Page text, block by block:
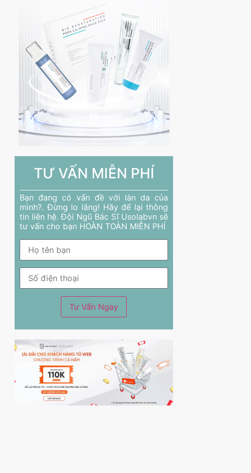
TƯ VẤN MIỄN PHÍ
Bạn đang có vấn đề với làn da của
mình?. Đừng lo lắng! Hãy để lại thông
tin liên hệ. Đội Ngũ Bác Sĩ Usolabvn sẽ
tư vấn cho bạn HOÀN TOÀN MIỄN PHÍ